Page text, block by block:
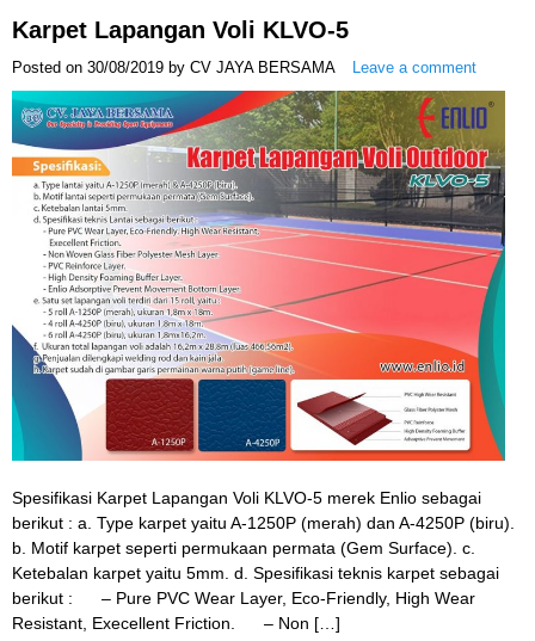
Karpet Lapangan Voli KLVO-5
Posted on 30/08/2019 by CV JAYA BERSAMA Leave a comment
Spesifikasi Karpet Lapangan Voli KLVO-5 merek Enlio sebagai
berikut : a. Type karpet yaitu A-1250P (merah) dan A-4250P (biru).
b. Motif karpet seperti permukaan permata (Gem Surface). c.
Ketebalan karpet yaitu 5mm. d. Spesifikasi teknis karpet sebagai
berikut : – Pure PVC Wear Layer, Eco-Friendly, High Wear
Resistant, Execellent Friction. – Non […]